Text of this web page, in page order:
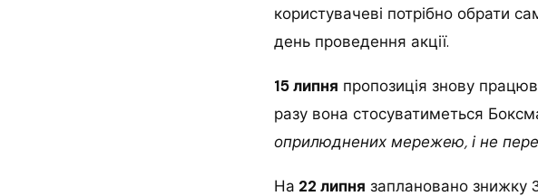
користувачеві потрібно обрати
день проведення акції.
15 липня пропозиція знову
разу вона стосуватиметься
оприлюднених мережею, і не
На 22 липня заплановано знижку